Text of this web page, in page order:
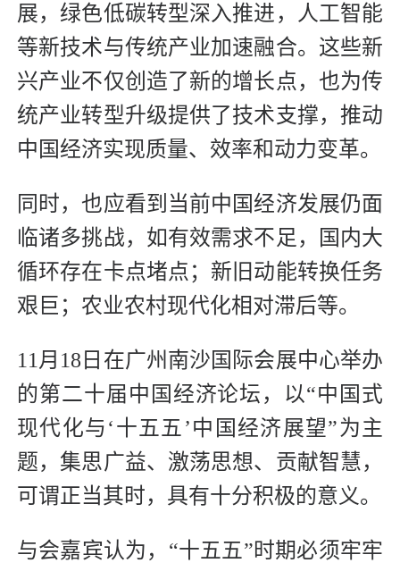
展，绿色低碳转型深入推进，人工智能
等新技术与传统产业加速融合。这些新
兴产业不仅创造了新的增长点，也为传
统产业转型升级提供了技术支撑，推动
中国经济实现质量、效率和动力变革。
同时，也应看到当前中国经济发展仍面
临诸多挑战，如有效需求不足，国内大
循环存在卡点堵点；新旧动能转换任务
艰巨；农业农村现代化相对滞后等。
11月18日在广州南沙国际会展中心举办
的第二十届中国经济论坛，以“中国式
现代化与‘十五五’中国经济展望”为主
题，集思广益、激荡思想、贡献智慧，
可谓正当其时，具有十分积极的意义。
与会嘉宾认为，“十五五”时期必须牢牢